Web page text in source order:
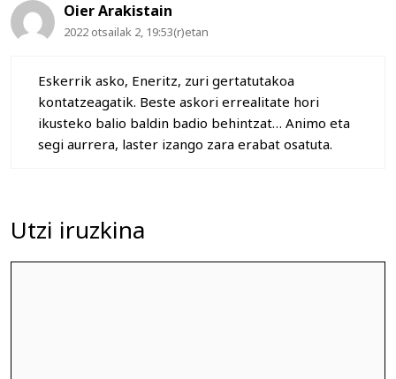
Oier Arakistain
2022 otsailak 2, 19:53(r)etan
Eskerrik asko, Eneritz, zuri gertatutakoa
kontatzeagatik. Beste askori errealitate hori
ikusteko balio baldin badio behintzat… Animo eta
segi aurrera, laster izango zara erabat osatuta.
Utzi iruzkina